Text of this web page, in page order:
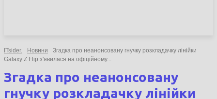
ITsider. Новини
Згадка про неанонсовану гнучку розкладачку лінійки
Galaxy Z Flip з'явилася на офіційному...
Згадка про неанонсовану
гнучку розкладачку лінійки